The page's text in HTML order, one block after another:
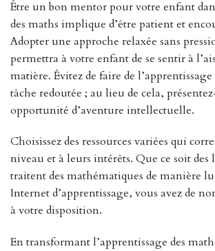
Être un bon mentor pour votre enfant
des maths implique d’être patient et
Adopter une approche relaxée sans
permettra à votre enfant de se sentir à
matière. Évitez de faire de
tâche redoutée ; au lieu de cela,
opportunité d’aventure intellectuelle.
Choisissez des ressources variées qui
niveau et à leurs intérêts. Que ce soit des
traitent des mathématiques de manière
Internet d’apprentissage, vous avez de
à votre disposition.
En transformant l’apprentissage des